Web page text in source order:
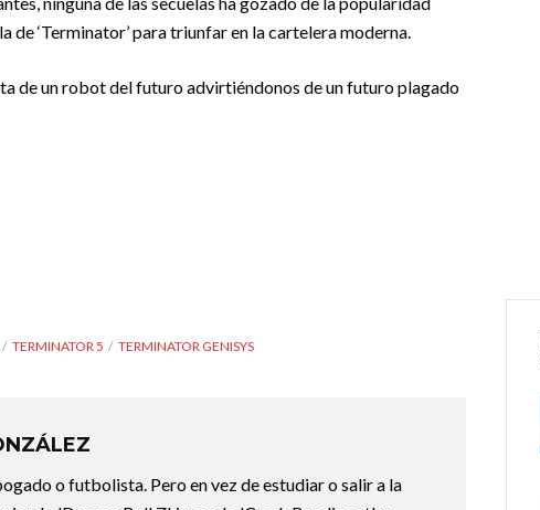
‘Terminator’ para triunfar en la cartelera moderna.
de un robot del futuro advirtiéndonos de un futuro plagado
TERMINATOR 5 TERMINATOR GENISYS
o futbolista. Pero en vez de estudiar o salir a la